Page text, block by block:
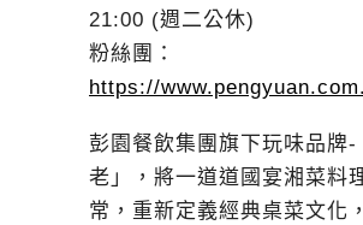
21:00 (週二公休)
粉絲團：
https://
彭園餐飲集團旗下玩味品牌-
老」，將一道道國宴湘菜料
常，重新定義經典桌菜文化